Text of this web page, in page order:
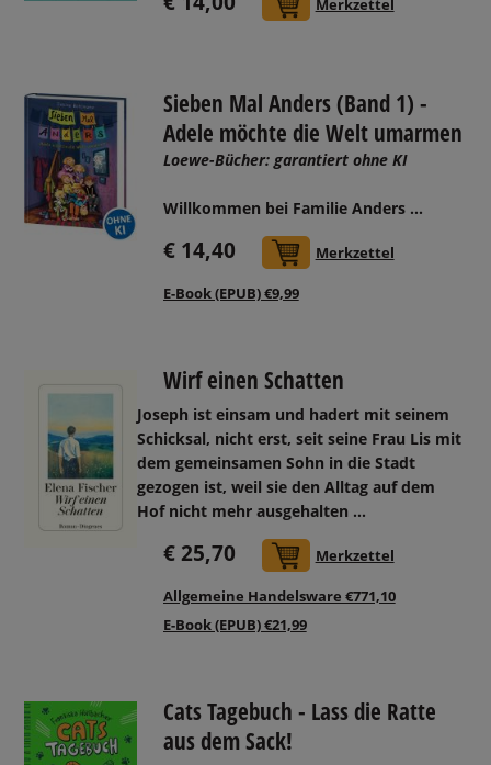
Merkzettel
Sieben Mal Anders (Band 1) -
Adele möchte die Welt umarmen
Loewe-Bücher: garantiert ohne KI
Willkommen bei Familie Anders...
€ 14,40 In den Warenkorb
Merkzettel
E-Book (EPUB) €9,99
Wirf einen Schatten
Joseph ist einsam und hadert mit seinem
Schicksal, nicht erst, seit seine Frau Lis mit
dem gemeinsamen Sohn in die Stadt
gezogen ist, weil sie den Alltag auf dem
Hof nicht mehr ausgehalten ...
€ 25,70 In den Warenkorb
Merkzettel
Allgemeine Handelsware €771,10
E-Book (EPUB) €21,99
Cats Tagebuch - Lass die Ratte
aus dem Sack!